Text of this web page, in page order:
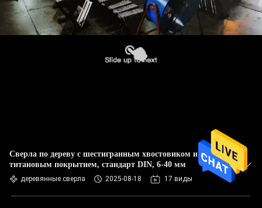
Сверла по дереву с шестигранным хвостовиком и
титановым покрытием, стандарт DIN, 6-40 мм
деревянные сверла 2025-08-18 17 виды